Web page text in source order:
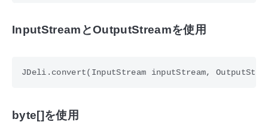
InputStreamとOutputStreamを使用
byte[]を使用